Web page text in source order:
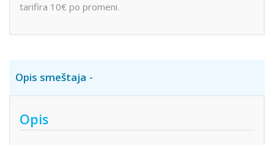
tarifira 10€ po promeni.
Opis smeštaja
Opis